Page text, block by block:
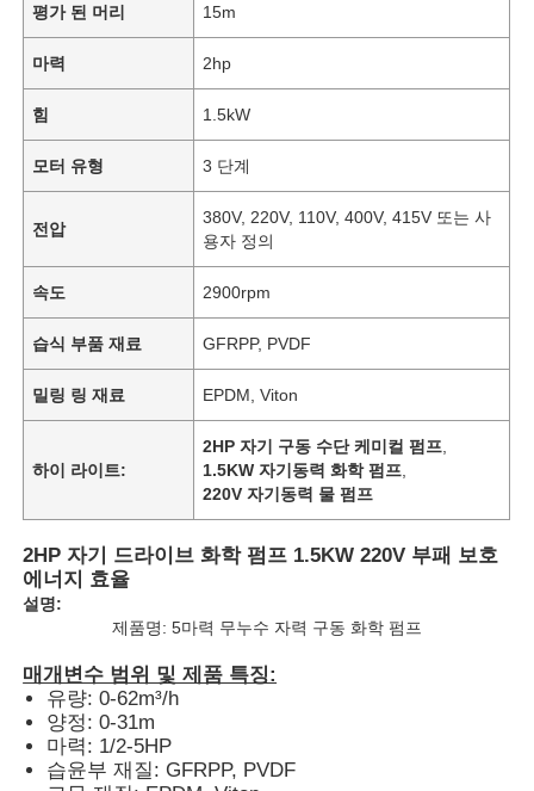
평가 된 머리 15m
마력 2hp
힘 1.5kW
모터 유형 3 단계
전압
380V, 220V, 110V, 400V, 415V 또는 사
용자 정의
속도 2900rpm
습식 부품 재료 GFRPP, PVDF
밀링 링 재료 EPDM, Viton
하이 라이트:
2HP 자기 구동 수단 케미컬 펌프
1.5KW 자기동력 화학 펌프
220V 자기동력 물 펌프
2HP 자기 드라이브 화학 펌프 1.5KW 220V 부패 보호
에너지 효율
설명:
제품명: 5마력 무누수 자력 구동 화학 펌프
매개변수 범위 및 제품 특징:
유량: 0-62m³/h
양정: 0-31m
마력: 1/2-5HP
습윤부 재질: GFRPP, PVDF